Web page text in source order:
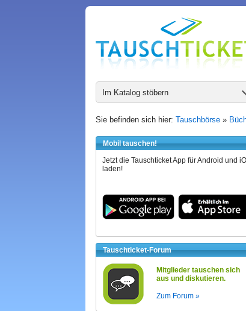
Im Katalog stöbern
Sie befinden sich hier: Tauschbörse »
Mobil tauschen!
Jetzt die Tauschticket App für Android und
laden!
Tauschticket-Forum
Mitglieder tauschen sich
aus und diskutieren.
Zum Forum »